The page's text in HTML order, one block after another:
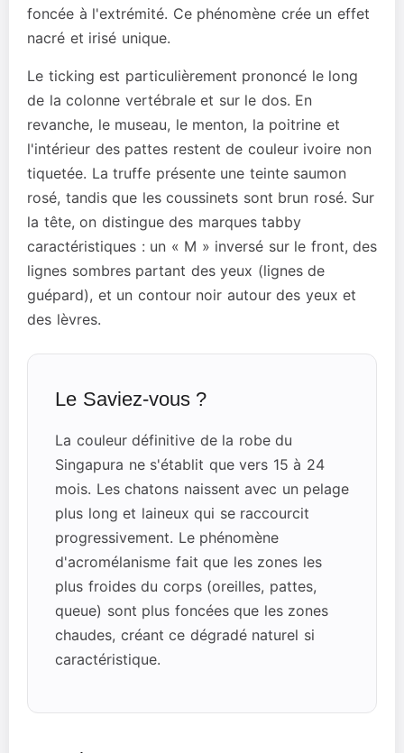
foncée à l'extrémité. Ce phénomène crée un effet
nacré et irisé unique.
Le ticking est particulièrement prononcé le long
de la colonne vertébrale et sur le dos. En
revanche, le museau, le menton, la poitrine et
l'intérieur des pattes restent de couleur ivoire non
tiquetée. La truffe présente une teinte saumon
rosé, tandis que les coussinets sont brun rosé. Sur
la tête, on distingue des marques tabby
caractéristiques : un « M » inversé sur le front, des
lignes sombres partant des yeux (lignes de
guépard), et un contour noir autour des yeux et
des lèvres.
Le Saviez-vous ?
La couleur définitive de la robe du
Singapura ne s'établit que vers 15 à 24
mois. Les chatons naissent avec un pelage
plus long et laineux qui se raccourcit
progressivement. Le phénomène
d'acromélanisme fait que les zones les
plus froides du corps (oreilles, pattes,
queue) sont plus foncées que les zones
chaudes, créant ce dégradé naturel si
caractéristique.